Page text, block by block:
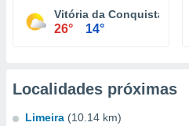
Vitória da Conquista
26° 14°
Localidades próximas
Limeira (10.14 km)